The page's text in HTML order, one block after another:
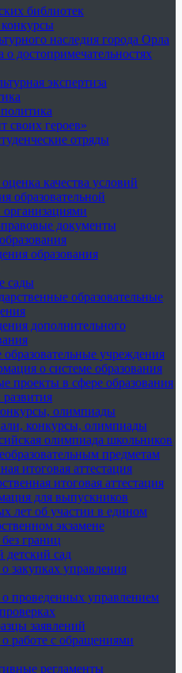
библиотек
наследия города Орла
достопримечательностях
экспертиза
своих героев»
отряды
качества условий
образовательной
организациями
документы
образования
сады
образовательные
дополнительного
учреждения
о системе образования
проекты в сфере образования
олимпиады
конкурсы, олимпиады
олимпиада школьников
предметам
итоговая аттестация
итоговая аттестация
для выпускников
лет об участии в едином
экзамене
границ
детский сад
закупках управления
проведенных управлением
заявлений
работе с обращениями
регламенты